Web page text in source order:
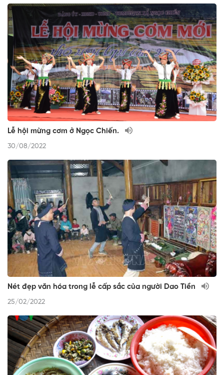
Lễ hội mừng cơm ở Ngọc Chiến.
30/08/2022
Nét đẹp văn hóa trong lễ cấp sắc của người Dao Tiền
25/02/2022